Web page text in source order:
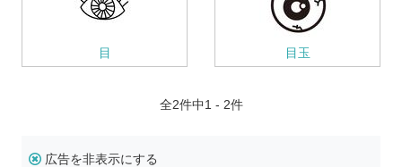
目 目玉
全2件中1 - 2件
広告を非表示にする